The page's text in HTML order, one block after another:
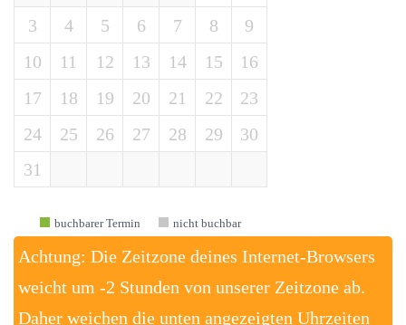
3
4 5 6 7 8
9
10
11 12 13 14 15
16
17
18 19 20 21 22
23
24
25 26 27 28 29
30
31
buchbarer Termin nicht buchbar
Achtung: Die Zeitzone deines Internet-Browsers
weicht um -2 Stunden von unserer Zeitzone ab.
Daher weichen die unten angezeigten Uhrzeiten